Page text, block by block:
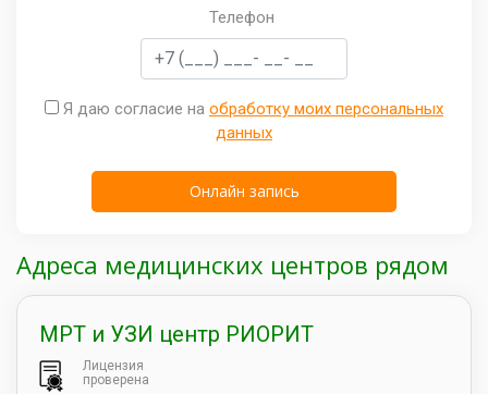
Телефон
Я даю согласие на обработку моих персональных
данных
Адреса медицинских центров рядом
МРТ и УЗИ центр РИОРИТ
Лицензия
проверена